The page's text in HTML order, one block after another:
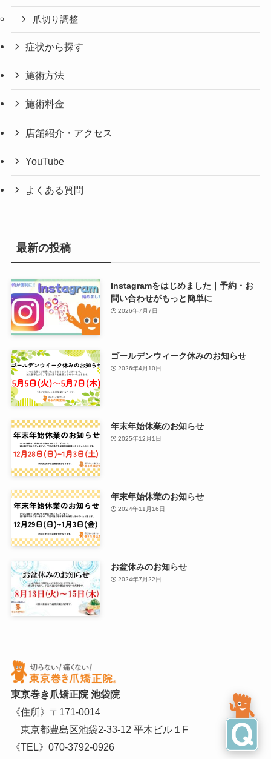
爪切り調整
症状から探す
施術方法
施術料金
店舗紹介・アクセス
YouTube
よくある質問
最新の投稿
Instagramをはじめました｜予約・お
問い合わせがもっと簡単に
2026年7月7日
ゴールデンウィーク休みのお知らせ
2026年4月10日
年末年始休業のお知らせ
2025年12月1日
年末年始休業のお知らせ
2024年11月16日
お盆休みのお知らせ
2024年7月22日
東京巻き爪矯正院 池袋院
《住所》〒171-0014
東京都豊島区池袋2-33-12 平木ビル１F
《TEL》 070-3792-0926